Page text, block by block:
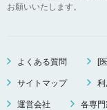
お願いいたします。
よくある質問 [
サイトマップ
運営会社 各専